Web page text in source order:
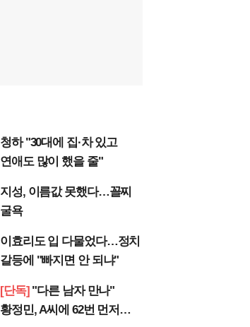
청하 "30대에 집·차 있고
연애도 많이 했을 줄"
지성, 이름값 못했다…꼴찌
굴욕
이효리도 입 다물었다…정치
갈등에 "빠지면 안 되냐"
[단독]"다른 남자 만나"
황정민, A씨에 62번 먼저